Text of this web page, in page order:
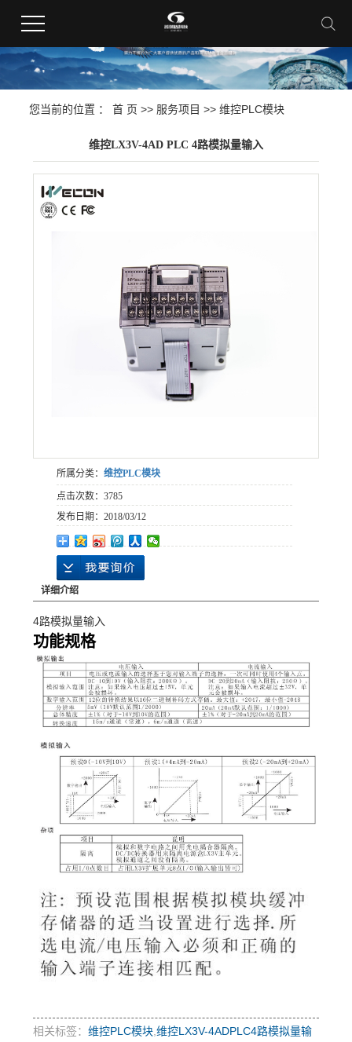
您当前的位置 ：首 页 >> 服务项目 >>维控PLC模块
维控LX3V-4AD PLC 4路模拟量输入
所属分类：维控PLC模块
点击次数：3785
发布日期：2018/03/12
详细介绍
4路模拟量输入
功能规格
相关标签：维控PLC模块 ,维控LX3V-4ADPLC4路模拟量输